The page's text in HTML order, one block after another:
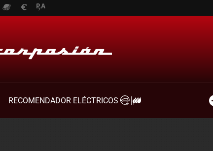
RECOMENDADOR ELÉCTRICOS